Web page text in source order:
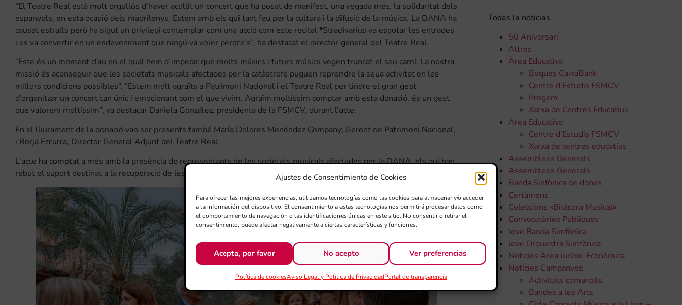
Ajustes de Consentimiento de Cookies
Para ofrecer las mejores experiencias, utilizamos tecnologías como las cookies para almacenar y/o acceder
a la información del dispositivo. El consentimiento a estas tecnologías nos permitirá procesar datos como
el comportamiento de navegación o las identificaciones únicas en este sitio. No consentir o retirar el
consentimiento, puede afectar negativamente a ciertas características y funciones.
Acepta, por favor No acepto Ver preferencias
Política de cookiesAviso Legal y Política de PrivacidadPortal de transparencia
“El Teatre Real està molt orgullós d’haver acollit un concert que ha posat de manifest, una vegada més, la solidaritat dels
espanyols, en esta ocasió dels madrilenys. Estem amb els qui tant feu per la cultura i la difusió de la música. La DANA ha
causat estralls però ha sigut un privilegi contemplar com una acció com este recital *Stradivarius va esgotar les entrades
i es va convertir en un esdeveniment que ningú va voler perdre’s”, ha destacat el director general del Teatre Real.
“Este és un moment clau en el qual hem d’impedir que molts músics i futurs músics vegen truncat el seu camí. La nostra
missió és aconseguir que les societats musicals afectades per la catàstrofe puguen reprendre la seua activitat en les
millors condicions possibles”. “Estem molt agraïts a Patrimoni Nacional i el Teatre Real per tindre el gran gest
d’organitzar un concert tan únic i emocionant com el que vivim. Agraïm moltíssim comptar amb esta donació, és un gest
que valorem moltíssim”, va destacar Daniela González, presidenta de la FSMCV, durant l’acte.
En el lliurament de la donació van ser presents també María Dolores Menéndez Company, Gerent de Patrimoni Nacional,
i Borja Ezcurra, Director General Adjunt del Teatre Real.
L’acte ha comptat a més amb la presència de representants de les societats musicals afectades per la DANA, els qui han
rebut el suport destinat a la recuperació de les seues instal·lacions i a la reactivació de la seua activitat musical.
Todas la noticias
50 Aniversari
Altres
Àrea Educativa
Beques CaixaBank
Centre d'Estudis FSMCV
Progem
Xarxa de Centres Educatius
Àrea Educativa
Centre d'Estudis FSMCV
Xarxa de centres educatius
Assemblees Generals
Assemblees Generals
Banda Sinfònica de dones
Certàmens
Coleccions «Bitàcora Musical»
Convocatòries Públiques
Jove Banda Simfònica
Jove Orquestra Simfònica
Noticies Àrea Jurídic-Econòmica
Notícies Campanyes
Activitats comarcals
Bandes a les Arts